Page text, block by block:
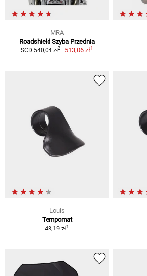
MRA
Roadshield Szyba Przednia
SCD 540,04 zł2 513,06 zł1
Louis
Tempomat
43,19 zł1